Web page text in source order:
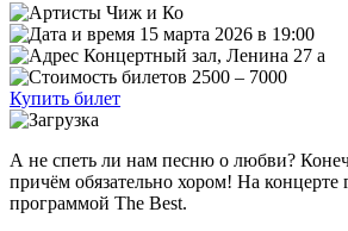
Чиж и Ко
15 марта 2026 в 19:00
Концертный зал, Ленина 27 а
2500 – 7000
Купить билет
А не спеть ли нам песню о любви?
причём обязательно хором! На
программой The Best.